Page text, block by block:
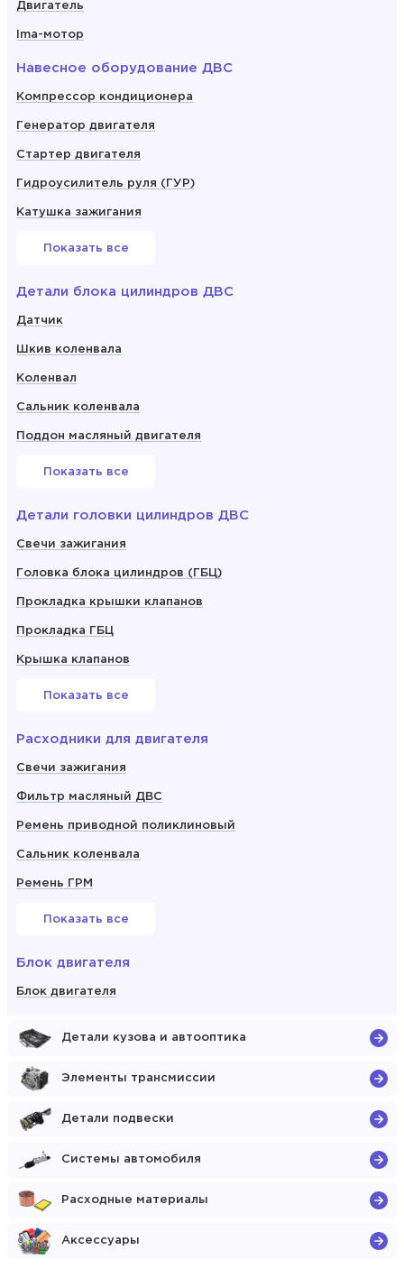
Двигатель
Ima-мотор
Навесное оборудование ДВС
Компрессор кондиционера
Генератор двигателя
Стартер двигателя
Гидроусилитель руля (ГУР)
Катушка зажигания
Показать все
Детали блока цилиндров ДВС
Датчик
Шкив коленвала
Коленвал
Сальник коленвала
Поддон масляный двигателя
Показать все
Детали головки цилиндров ДВС
Свечи зажигания
Головка блока цилиндров (ГБЦ)
Прокладка крышки клапанов
Прокладка ГБЦ
Крышка клапанов
Показать все
Расходники для двигателя
Свечи зажигания
Фильтр масляный ДВС
Ремень приводной поликлиновый
Сальник коленвала
Ремень ГРМ
Показать все
Блок двигателя
Блок двигателя
Детали кузова и автооптика
Элементы трансмиссии
Детали подвески
Системы автомобиля
Расходные материалы
Аксессуары